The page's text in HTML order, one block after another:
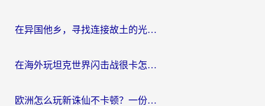
在异国他乡，寻找连接故土的光明大陆免费加速器
在海外玩坦克世界闪击战很卡怎么办？老玩家亲测有效的加速器选择指南
欧洲怎么玩新诛仙不卡顿？一份给海外游子的国服游戏畅玩指南